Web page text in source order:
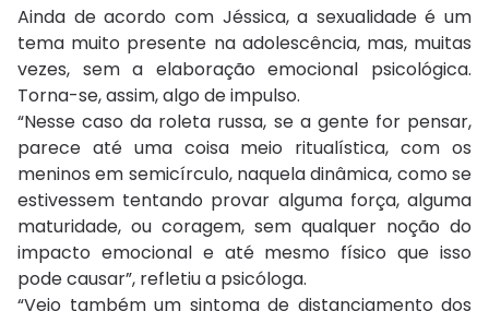
Ainda de acordo com Jéssica, a sexualidade é um
tema muito presente na adolescência, mas, muitas
vezes, sem a elaboração emocional psicológica.
Torna-se, assim, algo de impulso.
“Nesse caso da roleta russa, se a gente for pensar,
parece até uma coisa meio ritualística, com os
meninos em semicírculo, naquela dinâmica, como se
estivessem tentando provar alguma força, alguma
maturidade, ou coragem, sem qualquer noção do
impacto emocional e até mesmo físico que isso
pode causar”, refletiu a psicóloga.
“Vejo também um sintoma de distanciamento dos